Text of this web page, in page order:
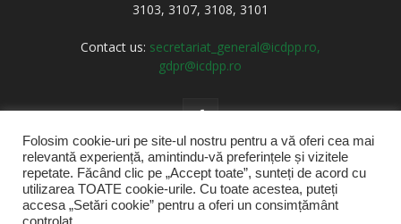
3103, 3107, 3108, 3101
Contact us: secretariat_general@icdpp.ro,
gdpr@icdpp.ro
Acasă Stiri Despre noi Cercetare
RJPP
Folosim cookie-uri pe site-ul nostru pentru a vă oferi cea mai
relevantă experiență, amintindu-vă preferințele și vizitele
repetate. Făcând clic pe „Accept toate”, sunteți de acord cu
utilizarea TOATE cookie-urile. Cu toate acestea, puteți
accesa „Setări cookie” pentru a oferi un consimțământ